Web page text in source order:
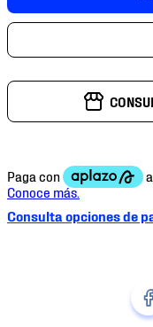
Consulta opciones de